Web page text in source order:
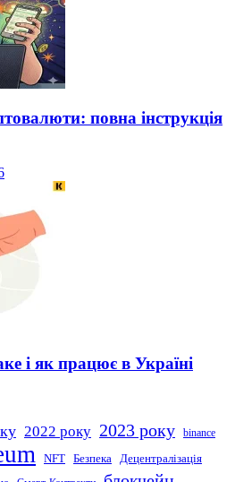
повна інструкція
і як працює в Україні
2022 року 2023 року binance
NFT Безпека Децентралізація